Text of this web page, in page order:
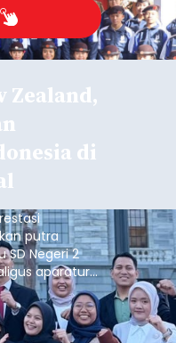
Zealand,
di
putra
SD Negeri 2
aparatur
berhasil lolos
New Zealand